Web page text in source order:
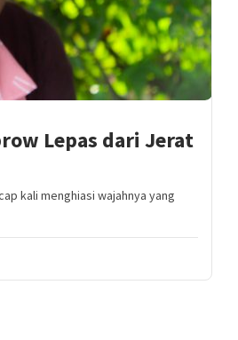
Lepas dari Jerat
kali menghiasi wajahnya yang